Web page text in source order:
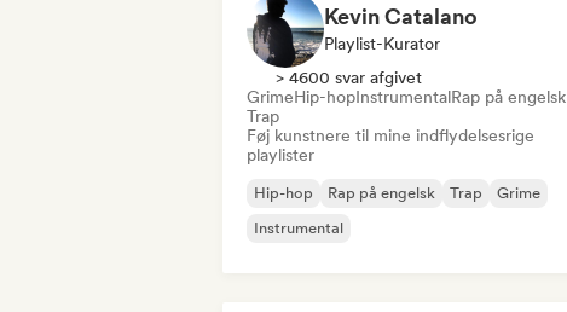
Kevin Catalano
Playlist-Kurator
> 4600 svar afgivet
GrimeHip-hopInstrumentalRap på engelsk
Trap
Føj kunstnere til mine indflydelsesrige
playlister
Hip-hop Rap på engelsk Trap
Grime
Instrumental